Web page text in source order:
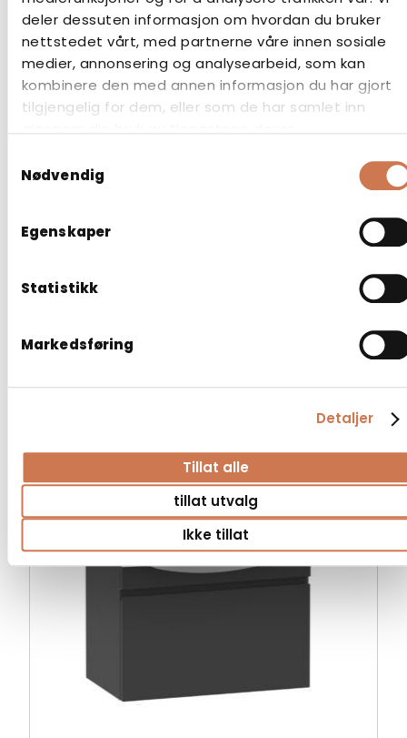
deler dessuten informasjon om hvordan du bruker
nettstedet vårt, med partnerne våre innen sosiale
medier, annonsering og analysearbeid, som kan
kombinere den med annen informasjon du har gjort
tilgjengelig for dem, eller som de har samlet inn
Nødvendig
Egenskaper
Statistikk
Markedsføring
Detaljer
Tillat alle
tillat utvalg
Ikke tillat
SERVANTSKAP LAVAL 900 HØYRE GRÅ